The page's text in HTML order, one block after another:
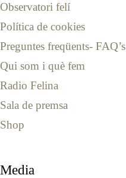
Observatori felí
Política de cookies
Preguntes freqüents- FAQ’s
Qui som i què fem
Radio Felina
Sala de premsa
Shop
Media